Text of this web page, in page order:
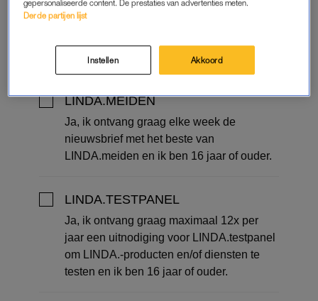
gepersonaliseerde content. De prestaties van advertenties meten.
Derde partijen lijst
Instellen Akkoord